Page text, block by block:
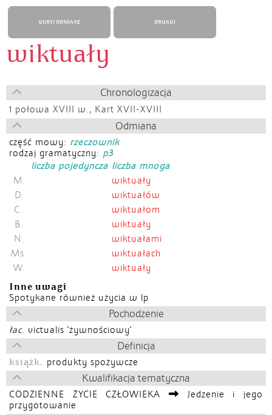
UKRYJ ODMIANĘ DRUKUJ
wiktuały
Chronologizacja
1 połowa XVIII w., Kart XVII-XVIII
Odmiana
część mowy: rzeczownik
rodzaj gramatyczny: p3
liczba pojedyncza liczba mnoga
M.
wiktuały
D.
wiktuałów
C.
wiktuałom
B.
wiktuały
N.
wiktuałami
Ms.
wiktuałach
W.
wiktuały
Inne uwagi
Spotykane również użycia w lp
Pochodzenie
łac. victualis 'żywnościowy'
Definicja
książk. produkty spożywcze
Kwalifikacja tematyczna
CODZIENNE ŻYCIE CZŁOWIEKA
Jedzenie i jego
przygotowanie